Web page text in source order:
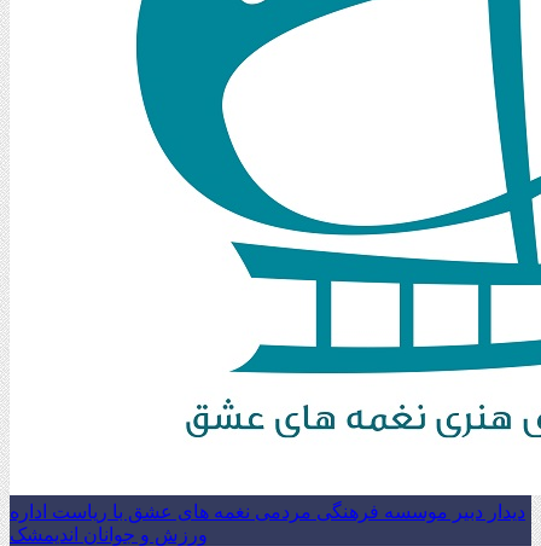
دیدار دبیر موسسه فرهنگی مردمی نغمه های عشق با ریاست اداره
ورزش و جوانان اندیمشک